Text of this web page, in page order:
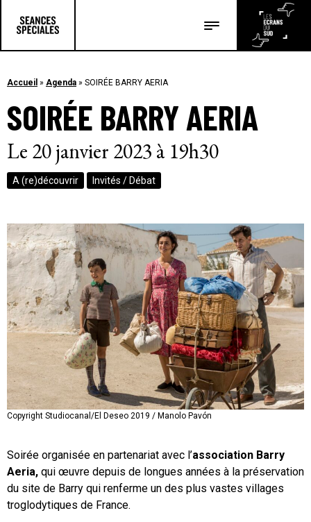
Les articles
Accueil » Agenda » SOIRÉE BARRY AERIA
SOIRÉE BARRY AERIA
Le 20 janvier 2023 à 19h30
A (re)découvrir Invités / Débat
Copyright Studiocanal/El Deseo 2019 / Manolo Pavón
Copyright Studiocanal/El Deseo 2019 / Manolo Pavón
Soirée organisée en partenariat avec l’association Barry
Aeria, qui œuvre depuis de longues années à la préservation
du site de Barry qui renferme un des plus vastes villages
troglodytiques de France.